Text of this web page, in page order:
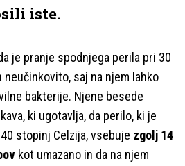
iste.
je pranje spodnjega perila pri 30
neučinkovito, saj na njem lahko
bakterije. Njene besede
ki ugotavlja, da perilo, ki je
stopinj Celzija, vsebuje zgolj 14
kot umazano in da na njem